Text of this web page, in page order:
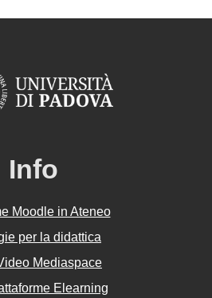
Info
Moodle in Ateneo
per la didattica
Mediaspace
Elearning